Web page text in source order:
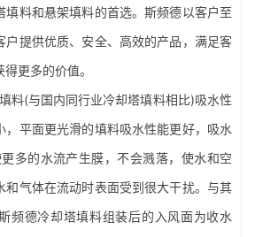
填料和悬架填料的首选。斯频德以客户至
户提供优质、安全、高效的产品，满足客
更多的价值。
(与国内同行业冷却塔填料相比)吸水性
，平面更光滑的填料吸水性能更好，吸水
多的水流产生膜，不会溅落，使水和空
和气体在流动时表面受到很大干扰。与其
频德冷却塔填料组装后的入风面为收水